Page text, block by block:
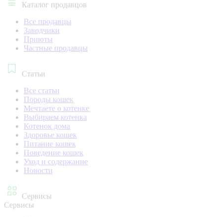
Каталог продавцов
Все продавцы
Заводчики
Приюты
Частные продавцы
Статьи
Все статьи
Породы кошек
Мечтаете о котенке
Выбираем котенка
Котенок дома
Здоровье кошек
Питание кошек
Поведение кошек
Уход и содержание
Новости
Сервисы
Сервисы